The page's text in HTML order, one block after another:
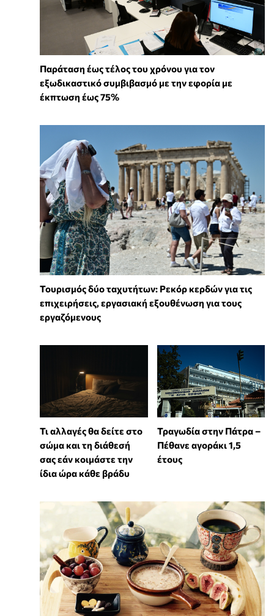
Παράταση έως τέλος του χρόνου για τον
εξωδικαστικό συμβιβασμό με την εφορία με
έκπτωση έως 75%
Τουρισμός δύο ταχυτήτων: Ρεκόρ κερδών για τις
επιχειρήσεις, εργασιακή εξουθένωση για τους
εργαζόμενους
Τι αλλαγές θα δείτε στο
σώμα και τη διάθεσή
σας εάν κοιμάστε την
ίδια ώρα κάθε βράδυ
Τραγωδία στην Πάτρα –
Πέθανε αγοράκι 1,5
έτους